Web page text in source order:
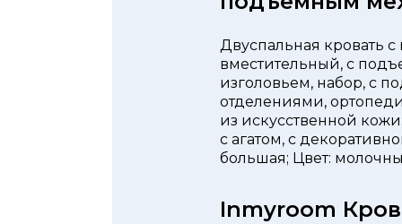
Двуспальная кровать
вместительный, с
изголовьем, набор, с
отделениями,
из искусственной
с агатом, с
большая; Цвет:
Inmyroom